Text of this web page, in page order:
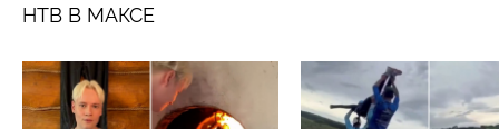
НТВ В МАКСЕ